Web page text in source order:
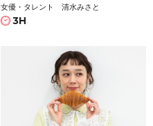
女優・タレント 清水みさと
3H